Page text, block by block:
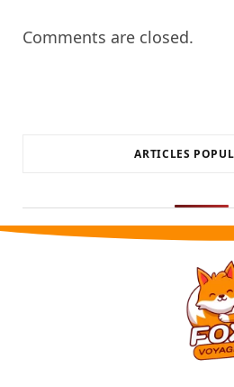
Comments are closed.
ARTICLES